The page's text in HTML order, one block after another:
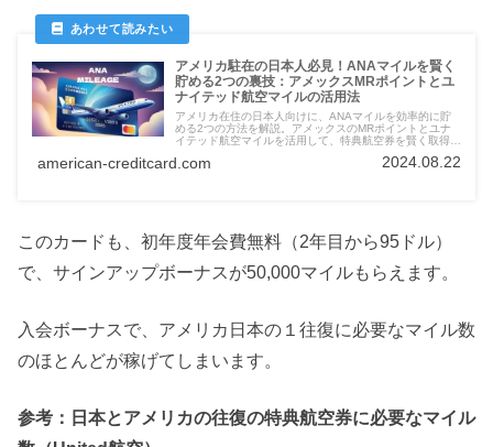
アメリカ駐在の日本人必見！ANAマイルを賢く
貯める2つの裏技：アメックスMRポイントとユ
ナイテッド航空マイルの活用法
アメリカ在住の日本人向けに、ANAマイルを効率的に貯
める2つの方法を解説。アメックスのMRポイントとユナ
イテッド航空マイルを活用して、特典航空券を賢く取得
american-creditcard.com 2024.08.22
このカードも、初年度年会費無料（2年目から95ドル）
で、サインアップボーナスが50,000マイルもらえます。
入会ボーナスで、アメリカ日本の１往復に必要なマイル数
のほとんどが稼げてしまいます。
参考：日本とアメリカの往復の特典航空券に必要なマイル